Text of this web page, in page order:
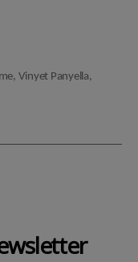
, Vinyet Panyella,